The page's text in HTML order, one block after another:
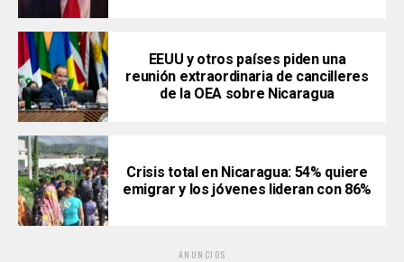
EEUU y otros países piden una
reunión extraordinaria de cancilleres
de la OEA sobre Nicaragua
Crisis total en Nicaragua: 54% quiere
emigrar y los jóvenes lideran con 86%
ANUNCIOS